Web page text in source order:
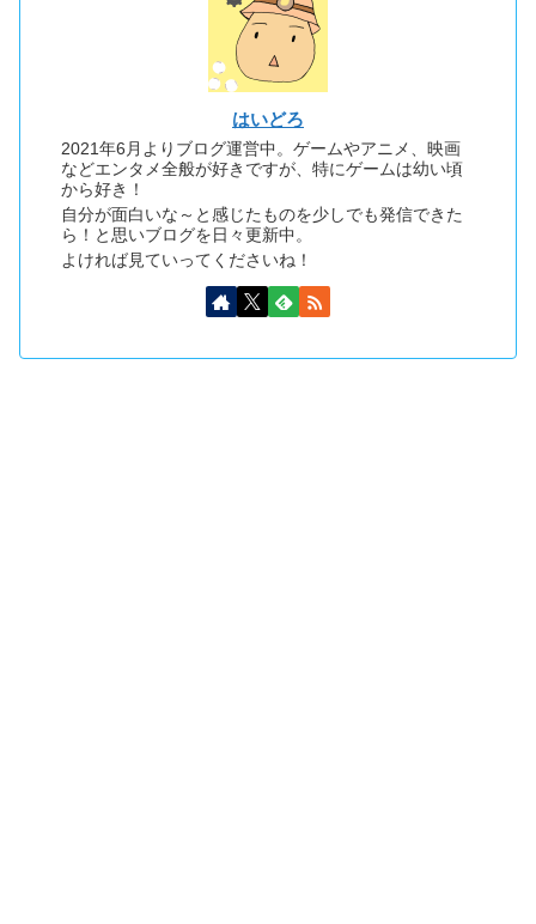
はいどろ
2021年6月よりブログ運営中。ゲームやアニメ、映画
などエンタメ全般が好きですが、特にゲームは幼い頃
から好き！
自分が面白いな～と感じたものを少しでも発信できた
ら！と思いブログを日々更新中。
よければ見ていってくださいね！